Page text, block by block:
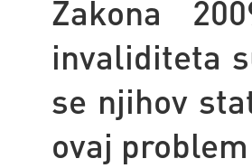
Zakona
invaliditeta
se njihov
ovaj